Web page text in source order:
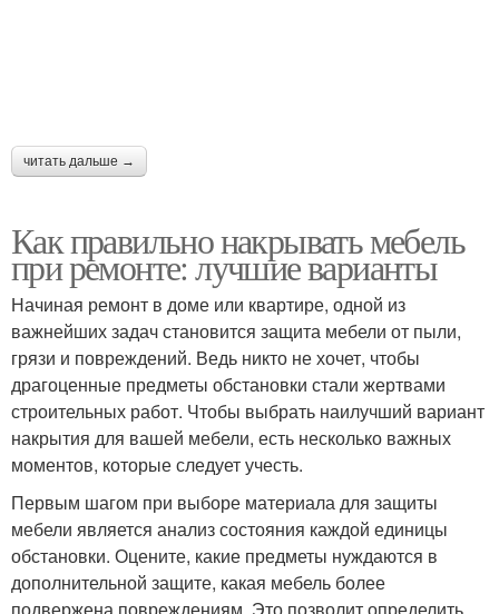
читать дальше →
Как правильно накрывать мебель
при ремонте: лучшие варианты
Начиная ремонт в доме или квартире, одной из
важнейших задач становится защита мебели от пыли,
грязи и повреждений. Ведь никто не хочет, чтобы
драгоценные предметы обстановки стали жертвами
строительных работ. Чтобы выбрать наилучший вариант
накрытия для вашей мебели, есть несколько важных
моментов, которые следует учесть.
Первым шагом при выборе материала для защиты
мебели является анализ состояния каждой единицы
обстановки. Оцените, какие предметы нуждаются в
дополнительной защите, какая мебель более